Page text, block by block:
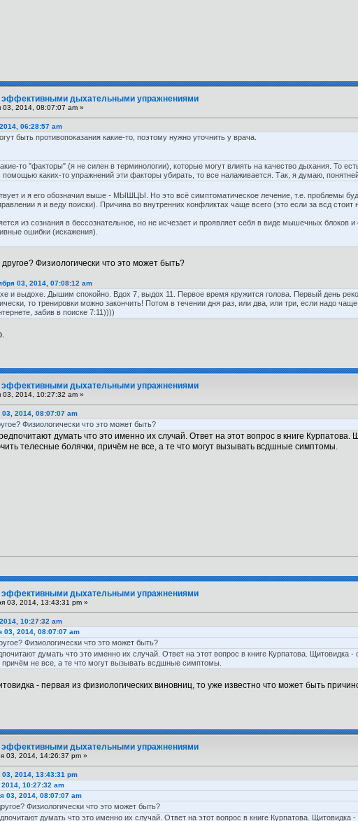
эффективными дыхательными упражнениями
03, 2014, 08:07:07 am »
06:28:57 am
быть противопоказания какие-то, поэтому нужно уточнить у врача.
то "факторы" (я не силен в терминологии), которые могут влиять на качество дыхания. То
каких-то упражнений эти факторы убирать, то все налаживается. Так, я думаю,
и я его обозначил выше - МЫШЦЫ. Но это всё симптоматическое лечение, т.е. проблемы
я и веду поиски). Причина во внутренних конфликтах чаще всего (это если за всд стоит
из сознания в бессознательное, но не исчезает и проявляет себя в виде мышечных
ошибки (искажения).
Физиологически что это может быть?
03, 2014, 07:08:12 am
и выдохе. Дышим спокойно. Вдох 7, выдох 11. Первое время кружится голова. Первый день
то тренировки можно закончить! Потом в течении дня раз, или два, или три, если надо
забив в поиске 7:11))))
эффективными дыхательными упражнениями
03, 2014, 10:27:32 am »
2014, 08:07:07 am
Физиологически что это может быть?
думать что это именно их случай. Ответ на этот вопрос в книге
телесные болячки, причём не все, а те что могут вызывать всдшные симптомы.
эффективными дыхательными упражнениями
03, 2014, 13:43:31 pm »
10:27:32 am
03, 2014, 08:07:07 am
Физиологически что это может быть?
думать что это именно их случай. Ответ на этот вопрос в книге Курпатова.
причём не все, а те что могут вызывать всдшные симптомы.
- первая из физиологических виновниц, то уже известно что может быть
эффективными дыхательными упражнениями
03, 2014, 14:26:37 pm »
2014, 13:43:31 pm
10:27:32 am
03, 2014, 08:07:07 am
Физиологически что это может быть?
думать что это именно их случай. Ответ на этот вопрос в книге Курпатова.